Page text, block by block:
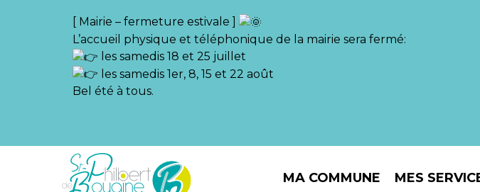
[ Mairie – fermeture estivale ]
L’accueil physique et téléphonique de la mairie sera fermé:
les samedis 18 et 25 juillet
les samedis 1er, 8, 15 et 22 août
Bel été à tous.
MA COMMUNE MES